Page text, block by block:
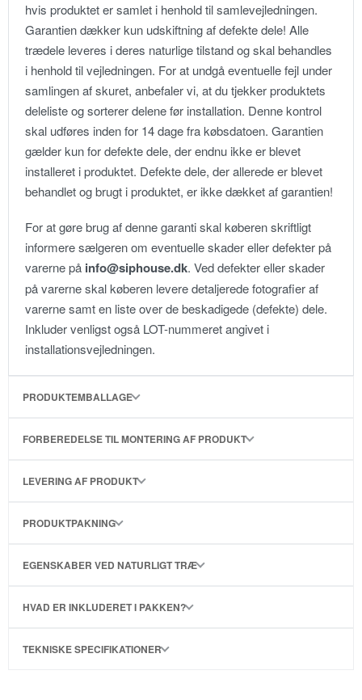
hvis produktet er samlet i henhold til samlevejledningen.
Garantien dækker kun udskiftning af defekte dele! Alle
trædele leveres i deres naturlige tilstand og skal behandles
i henhold til vejledningen. For at undgå eventuelle fejl under
samlingen af skuret, anbefaler vi, at du tjekker produktets
deleliste og sorterer delene før installation. Denne kontrol
skal udføres inden for 14 dage fra købsdatoen. Garantien
gælder kun for defekte dele, der endnu ikke er blevet
installeret i produktet. Defekte dele, der allerede er blevet
behandlet og brugt i produktet, er ikke dækket af garantien!
For at gøre brug af denne garanti skal køberen skriftligt
informere sælgeren om eventuelle skader eller defekter på
varerne på info@siphouse.dk. Ved defekter eller skader
på varerne skal køberen levere detaljerede fotografier af
varerne samt en liste over de beskadigede (defekte) dele.
Inkluder venligst også LOT-nummeret angivet i
installationsvejledningen.
PRODUKTEMBALLAGE
FORBEREDELSE TIL MONTERING AF PRODUKT
LEVERING AF PRODUKT
PRODUKTPAKNING
EGENSKABER VED NATURLIGT TRÆ
HVAD ER INKLUDERET I PAKKEN?
TEKNISKE SPECIFIKATIONER